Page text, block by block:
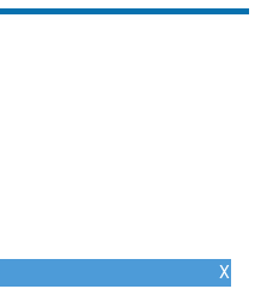
X